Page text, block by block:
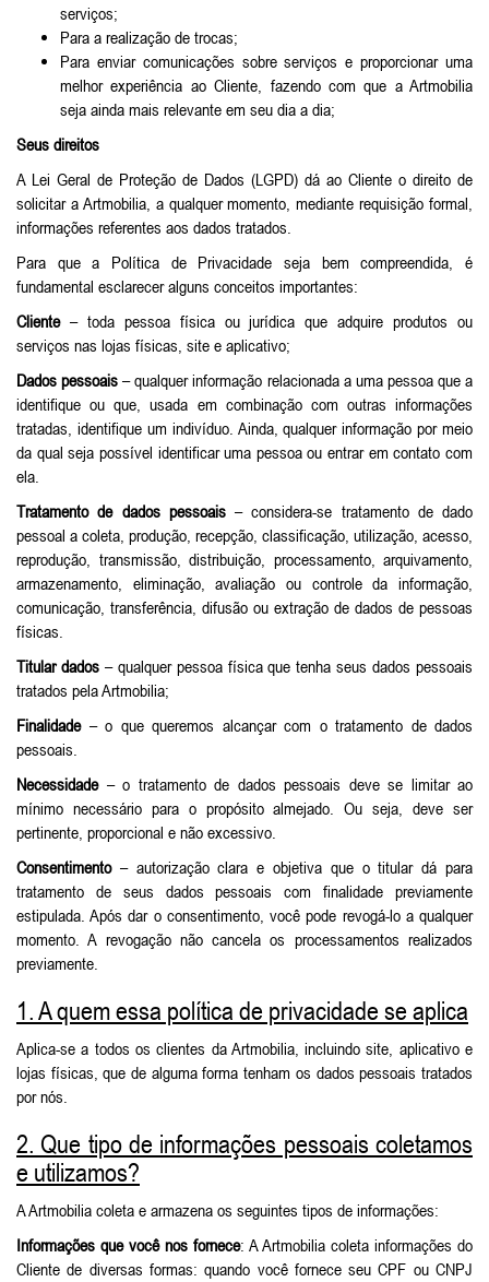
serviços;
Para a realização de trocas;
Para enviar comunicações sobre serviços e proporcionar uma
melhor experiência ao Cliente, fazendo com que a Artmobilia
seja ainda mais relevante em seu dia a dia;
Seus direitos
A Lei Geral de Proteção de Dados (LGPD) dá ao Cliente o direito de
solicitar a Artmobilia, a qualquer momento, mediante requisição formal,
informações referentes aos dados tratados.
Para que a Política de Privacidade seja bem compreendida, é
fundamental esclarecer alguns conceitos importantes:
Cliente– toda pessoa física ou jurídica que adquire produtos ou
serviços nas lojas físicas, site e aplicativo;
Dados pessoais – qualquer informação relacionada a uma pessoa que a
identifique ou que, usada em combinação com outras informações
tratadas, identifique um indivíduo. Ainda, qualquer informação por meio
da qual seja possível identificar uma pessoa ou entrar em contato com
ela.
Tratamento de dados pessoais– considera-se tratamento de dado
pessoal a coleta, produção, recepção, classificação, utilização, acesso,
reprodução, transmissão, distribuição, processamento, arquivamento,
armazenamento, eliminação, avaliação ou controle da informação,
comunicação, transferência, difusão ou extração de dados de pessoas
físicas.
Titular dados– qualquer pessoa física que tenha seus dados pessoais
tratados pela Artmobilia;
Finalidade– o que queremos alcançar com o tratamento de dados
pessoais.
Necessidade– o tratamento de dados pessoais deve se limitar ao
mínimo necessário para o propósito almejado. Ou seja, deve ser
pertinente, proporcional e não excessivo.
Consentimento– autorização clara e objetiva que o titular dá para
tratamento de seus dados pessoais com finalidade previamente
estipulada. Após dar o consentimento, você pode revogá-lo a qualquer
momento. A revogação não cancela os processamentos realizados
previamente.
1. A quem essa política de privacidade se aplica
Aplica-se a todos os clientes da Artmobilia, incluindo site, aplicativo e
lojas físicas, que de alguma forma tenham os dados pessoais tratados
por nós.
2. Que tipo de informações pessoais coletamos
e utilizamos?
A Artmobilia coleta e armazena os seguintes tipos de informações:
Informações que você nos fornece: A Artmobilia coleta informações do
Cliente de diversas formas: quando você fornece seu CPF ou CNPJ